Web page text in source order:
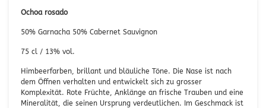
Ochoa rosado
50% Garnacha 50% Cabernet Sauvignon
75 cl / 13% vol.
Himbeerfarben, brillant und bläuliche Töne. Die Nase ist nach
dem Öffnen verhalten und entwickelt sich zu grosser
Komplexität. Rote Früchte, Anklänge an frische Trauben und eine
Mineralität, die seinen Ursprung verdeutlichen. Im Geschmack ist